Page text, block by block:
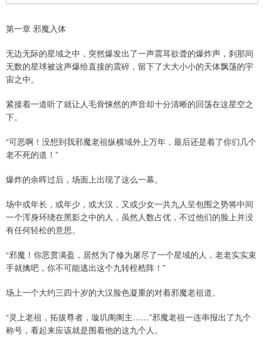
第一章 邪魔入体
无边无际的星域之中，突然爆发出了一声震耳欲聋的爆炸声，刹那间
无数的星球被这声爆给直接的震碎，留下了大大小小的天体飘荡的宇
宙之中。
紧接着一道听了就让人毛骨悚然的声音却十分清晰的回荡在这星空之
下。
“可恶啊！没想到我邪魔老祖纵横域外上万年，最后还是着了你们几个
老不死的道！”
爆炸的余晖过后，场面上出现了这么一幕。
场中或年长，或年少，或大汉，又或少女一共九人呈包围之势将中间
一个浑身环绕在黑影之中的人，虽然人数占优，不过他们的脸上并没
有任何轻松的意思。
“邪魔！你恶贯满盈，居然为了修为屠尽了一个星域的人，老老实实束
手就擒吧，你不可能逃出这个九转桎梏阵！”
场上一个大约三四十岁的大汉脸色凝重的对着邪魔老祖道。
“灵上老祖，拓拔尊者，璇玑阁阁主……”邪魔老祖一连串报出了九个
称号，看起来应该就是围着他的这九个人。